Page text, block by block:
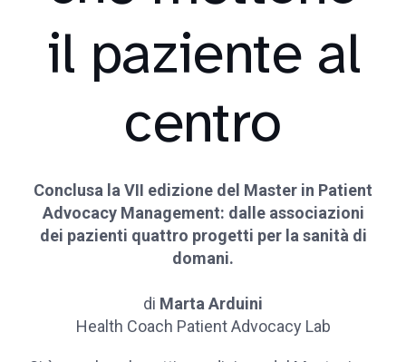
il paziente al
centro
Conclusa la VII edizione del Master in Patient
Advocacy Management: dalle associazioni
dei pazienti quattro progetti per la sanità di
domani.
di Marta Arduini
Health Coach Patient Advocacy Lab